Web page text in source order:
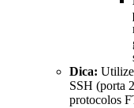
Dica: Utilize
SSH (porta
protocolos